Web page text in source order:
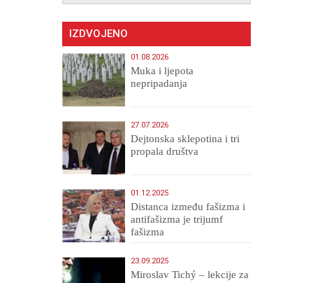
IZDVOJENO
01.08.2026
Muka i ljepota
nepripadanja
27.07.2026
Dejtonska sklepotina i tri
propala društva
01.12.2025
Distanca između fašizma i
antifašizma je trijumf
fašizma
23.09.2025
Miroslav Tichý – lekcije za